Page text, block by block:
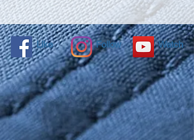
Like Follow Watch